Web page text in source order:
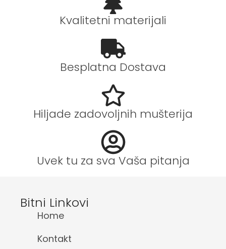
Kvalitetni materijali
Besplatna Dostava
Hiljade zadovoljnih mušterija
Uvek tu za sva Vaša pitanja
Bitni Linkovi
Home
Kontakt